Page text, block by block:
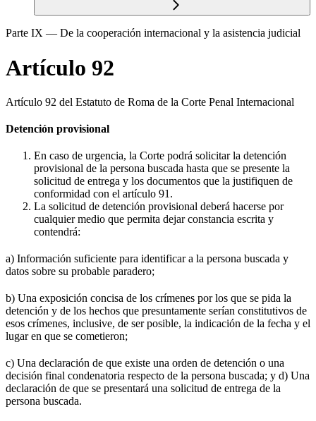
Parte IX — De la cooperación internacional y la asistencia judicial
Artículo 92
Artículo 92 del Estatuto de Roma de la Corte Penal Internacional
Detención provisional
En caso de urgencia, la Corte podrá solicitar la detención
provisional de la persona buscada hasta que se presente la
solicitud de entrega y los documentos que la justifiquen de
conformidad con el artículo 91.
La solicitud de detención provisional deberá hacerse por
cualquier medio que permita dejar constancia escrita y
contendrá:
a) Información suficiente para identificar a la persona buscada y
datos sobre su probable paradero;
b) Una exposición concisa de los crímenes por los que se pida la
detención y de los hechos que presuntamente serían constitutivos de
esos crímenes, inclusive, de ser posible, la indicación de la fecha y el
lugar en que se cometieron;
c) Una declaración de que existe una orden de detención o una
decisión final condenatoria respecto de la persona buscada; y d) Una
declaración de que se presentará una solicitud de entrega de la
persona buscada.